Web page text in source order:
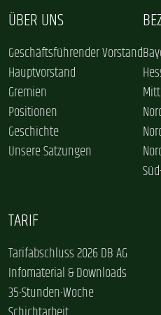
ÜBER UNS
Geschäftsführender Vorstand
Hauptvorstand
Gremien
Positionen
Geschichte
Unsere Satzungen
TARIF
Tarifabschluss 2026 DB AG
Infomaterial & Downloads
35-Stunden-Woche